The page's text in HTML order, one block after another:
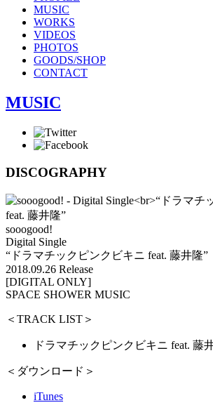
MUSIC
WORKS
VIDEOS
PHOTOS
GOODS/SHOP
CONTACT
MUSIC
DISCOGRAPHY
sooogood!
Digital Single
“ドラマチックピンクビキニ feat. 藤井隆”
2018.09.26 Release
[DIGITAL ONLY]
SPACE SHOWER MUSIC
＜TRACK LIST＞
ドラマチックピンクビキニ feat. 藤
＜ダウンロード＞
iTunes